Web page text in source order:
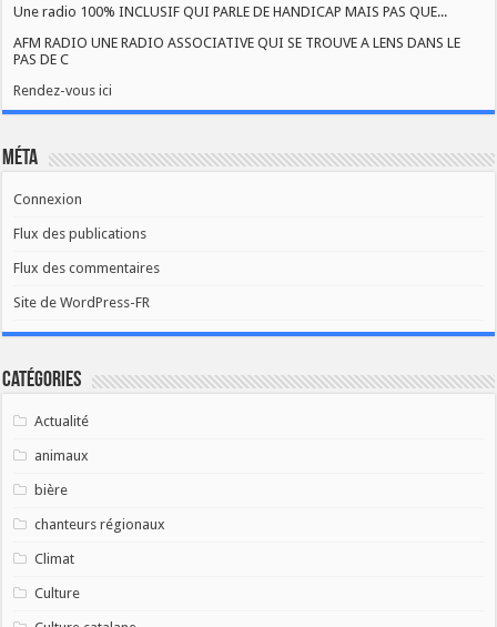
Une radio 100% INCLUSIF QUI PARLE DE HANDICAP MAIS PAS QUE...
AFM RADIO UNE RADIO ASSOCIATIVE QUI SE TROUVE A LENS DANS LE
PAS DE C
Rendez-vous ici
Méta
Connexion
Flux des publications
Flux des commentaires
Site de WordPress-FR
Catégories
Actualité
animaux
bière
chanteurs régionaux
Climat
Culture